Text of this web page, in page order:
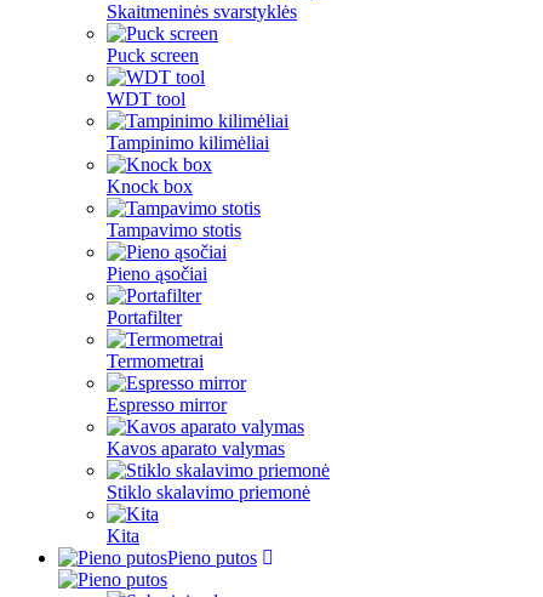
Skaitmeninės svarstyklės
Puck screen
WDT tool
Tampinimo kilimėliai
Knock box
Tampavimo stotis
Pieno ąsočiai
Portafilter
Termometrai
Espresso mirror
Kavos aparato valymas
Stiklo skalavimo priemonė
Kita
Pieno putos